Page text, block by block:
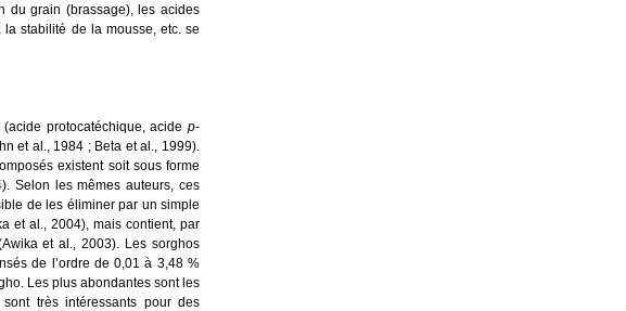
du grain (brassage), les acides
stabilité de la mousse, etc. se
protocatéchique, acide p-
et al., 1984 ; Beta et al., 1999).
existent soit sous forme
Selon les mêmes auteurs, ces
de les éliminer par un simple
et al., 2004), mais contient, par
et al., 2003). Les sorghos
de l’ordre de 0,01 à 3,48 %
Les plus abondantes sont les
très intéressants pour des